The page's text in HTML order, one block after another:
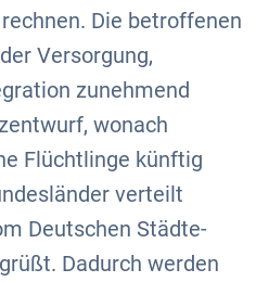
Die betroffenen
Versorgung,
zunehmend
wonach
Flüchtlinge künftig
verteilt
Deutschen Städte-
Dadurch werden